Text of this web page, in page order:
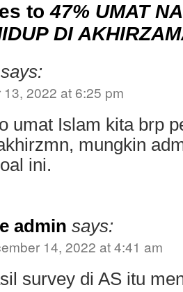
to47% UMAT
DI
says:
2022 at 6:25 pm
umat Islam kita brp
mungkin
ini.
admin says:
14, 2022 at 4:41 am
survey di AS itu